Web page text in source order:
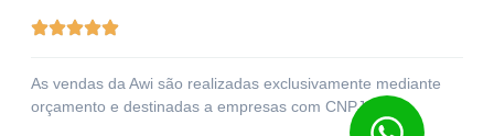
As vendas da Awi são realizadas exclusivamente mediante
orçamento e destinadas a empresas com CNPJ ativo